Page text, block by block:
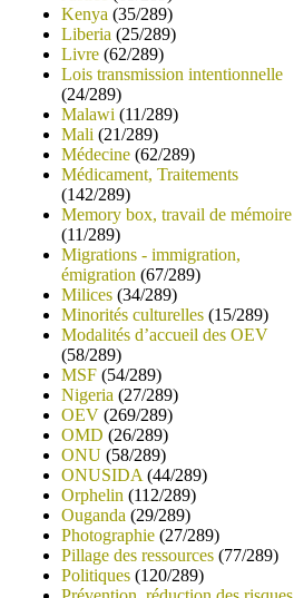
Kenya (35/289)
Liberia (25/289)
Livre (62/289)
Lois transmission intentionnelle
(24/289)
Malawi (11/289)
Mali (21/289)
Médecine (62/289)
Médicament, Traitements
(142/289)
Memory box, travail de mémoire
(11/289)
Migrations - immigration,
émigration (67/289)
Milices (34/289)
Minorités culturelles (15/289)
Modalités d’accueil des OEV
(58/289)
MSF (54/289)
Nigeria (27/289)
OEV (269/289)
OMD (26/289)
ONU (58/289)
ONUSIDA (44/289)
Orphelin (112/289)
Ouganda (29/289)
Photographie (27/289)
Pillage des ressources (77/289)
Politiques (120/289)